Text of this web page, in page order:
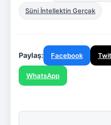
Süni İntellektin Gerçək
Paylaş: Facebook
WhatsApp